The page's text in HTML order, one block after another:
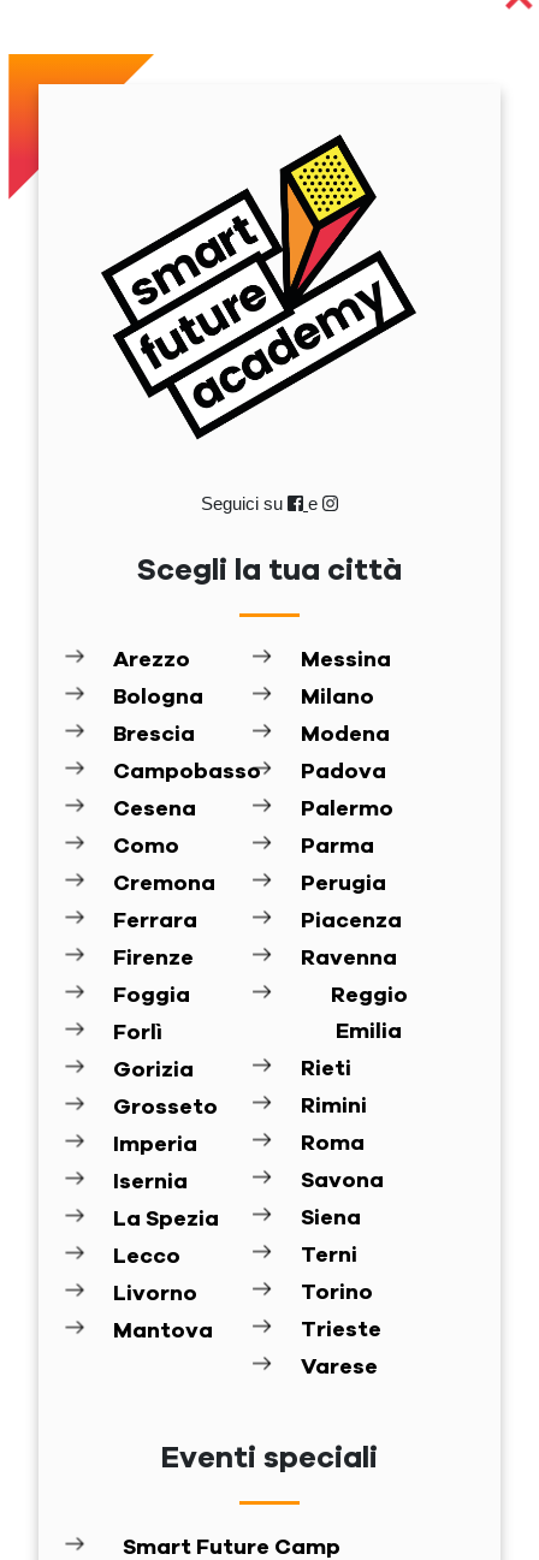
Seguici su e
Scegli la tua città
Arezzo
Bologna
Brescia
Campobasso
Cesena
Como
Cremona
Ferrara
Firenze
Foggia
Forlì
Gorizia
Grosseto
Imperia
Isernia
La Spezia
Lecco
Livorno
Mantova
Messina
Milano
Modena
Padova
Palermo
Parma
Perugia
Piacenza
Ravenna
Reggio
Emilia
Rieti
Rimini
Roma
Savona
Siena
Terni
Torino
Trieste
Varese
Eventi speciali
Smart Future Camp